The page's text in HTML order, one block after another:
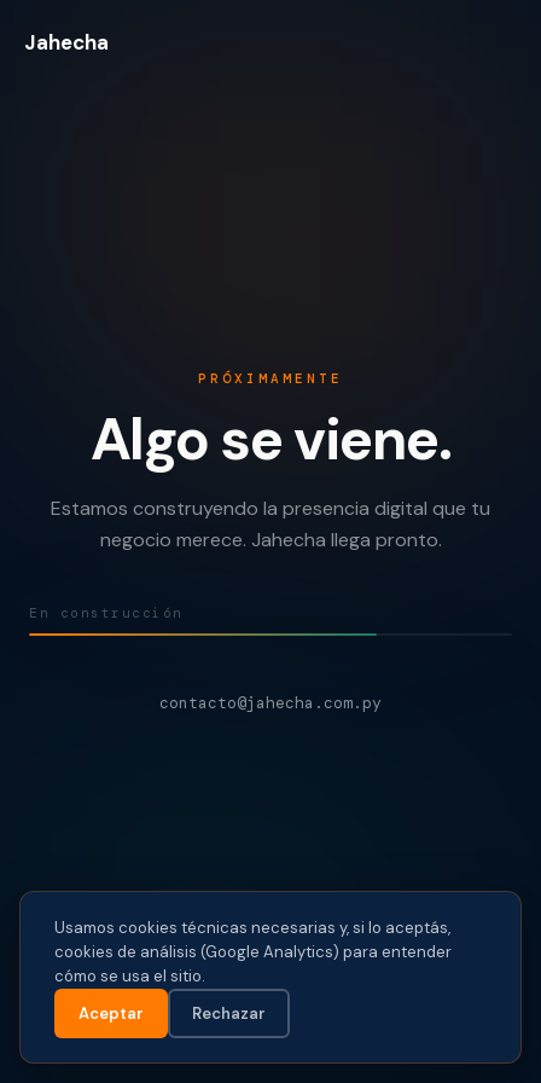
Jahecha
PRÓXIMAMENTE
Algo se viene.
Estamos construyendo la presencia digital que tu
negocio merece. Jahecha llega pronto.
En construcción
contacto@jahecha.com.py
Usamos cookies técnicas necesarias y, si lo aceptás,
cookies de análisis (Google Analytics) para entender
cómo se usa el sitio.
Aceptar
Rechazar